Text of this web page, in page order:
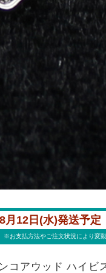
コアウッド ハイビ